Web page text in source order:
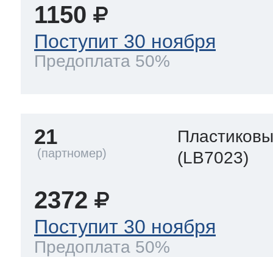
1150
Поступит 30 ноября
Предоплата 50%
21
(LB7023)
2372
Поступит 30 ноября
Предоплата 50%